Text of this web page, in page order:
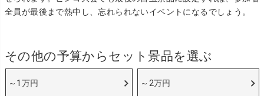
全員が最後まで熱中し、忘れられないイベントになるでしょう。
その他の予算からセット景品を選ぶ
～1万円 ～2万円